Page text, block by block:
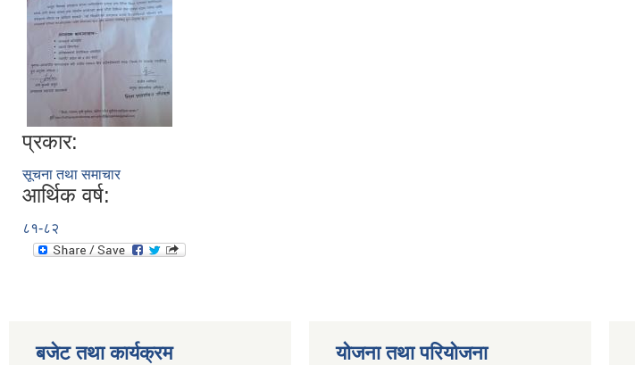
प्रकार:
सूचना तथा समाचार
आर्थिक वर्ष:
८१-८२
बजेट तथा कार्यक्रम योजना तथा परियोजना